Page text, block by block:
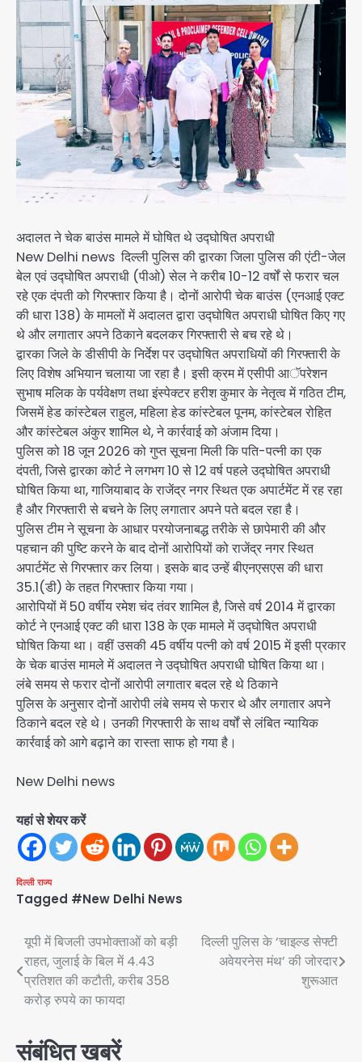
अदालत ने चेक बाउंस मामले में घोषित थे उद्घोषित अपराधी
New Delhi news दिल्ली पुलिस की द्वारका जिला पुलिस की एंटी-जेल
बेल एवं उद्घोषित अपराधी (पीओ) सेल ने करीब 10-12 वर्षों से फरार चल
रहे एक दंपती को गिरफ्तार किया है। दोनों आरोपी चेक बाउंस (एनआई एक्ट
की धारा 138) के मामलों में अदालत द्वारा उद्घोषित अपराधी घोषित किए गए
थे और लगातार अपने ठिकाने बदलकर गिरफ्तारी से बच रहे थे।
द्वारका जिले के डीसीपी के निर्देश पर उद्घोषित अपराधियों की गिरफ्तारी के
लिए विशेष अभियान चलाया जा रहा है। इसी क्रम में एसीपी आॅपरेशन
सुभाष मलिक के पर्यवेक्षण तथा इंस्पेक्टर हरीश कुमार के नेतृत्व में गठित टीम,
जिसमें हेड कांस्टेबल राहुल, महिला हेड कांस्टेबल पूनम, कांस्टेबल रोहित
और कांस्टेबल अंकुर शामिल थे, ने कार्रवाई को अंजाम दिया।
पुलिस को 18 जून 2026 को गुप्त सूचना मिली कि पति-पत्नी का एक
दंपती, जिसे द्वारका कोर्ट ने लगभग 10 से 12 वर्ष पहले उद्घोषित अपराधी
घोषित किया था, गाजियाबाद के राजेंद्र नगर स्थित एक अपार्टमेंट में रह रहा
है और गिरफ्तारी से बचने के लिए लगातार अपने पते बदल रहा है।
पुलिस टीम ने सूचना के आधार परयोजनाबद्ध तरीके से छापेमारी की और
पहचान की पुष्टि करने के बाद दोनों आरोपियों को राजेंद्र नगर स्थित
अपार्टमेंट से गिरफ्तार कर लिया। इसके बाद उन्हें बीएनएसएस की धारा
35.1(डी) के तहत गिरफ्तार किया गया।
आरोपियों में 50 वर्षीय रमेश चंद तंवर शामिल है, जिसे वर्ष 2014 में द्वारका
कोर्ट ने एनआई एक्ट की धारा 138 के एक मामले में उद्घोषित अपराधी
घोषित किया था। वहीं उसकी 45 वर्षीय पत्नी को वर्ष 2015 में इसी प्रकार
के चेक बाउंस मामले में अदालत ने उद्घोषित अपराधी घोषित किया था।
लंबे समय से फरार दोनों आरोपी लगातार बदल रहे थे ठिकाने
पुलिस के अनुसार दोनों आरोपी लंबे समय से फरार थे और लगातार अपने
ठिकाने बदल रहे थे। उनकी गिरफ्तारी के साथ वर्षों से लंबित न्यायिक
कार्रवाई को आगे बढ़ाने का रास्ता साफ हो गया है।
New Delhi news
यहां से शेयर करें
दिल्ली राज्य
Tagged #New Delhi News
Post
navigation
यूपी में बिजली उपभोक्ताओं को बड़ी
राहत, जुलाई के बिल में 4.43
प्रतिशत की कटौती, करीब 358
करोड़ रुपये का फायदा
दिल्ली पुलिस के ‘चाइल्ड सेफ्टी
अवेयरनेस मंथ’ की जोरदार
शुरूआत
संबंधित खबरें